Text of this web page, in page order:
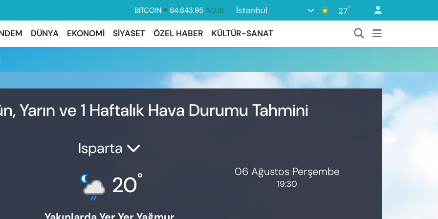
BITCOIN 64.643,95 %0.16
DOLAR
47,6006
%0.06
EURO
55,0250 %0.02
GRAM ALTIN
6513.94 %0.32
İstanbul 27°
DÜNYA EKONOMİ SİYASET ÖZEL HABER KÜLTÜR-SANAT
Yarın ve 1 Haftalık Hava Durumu Tahmini
Isparta
20° 06 Ağustos Perşembe
19:30